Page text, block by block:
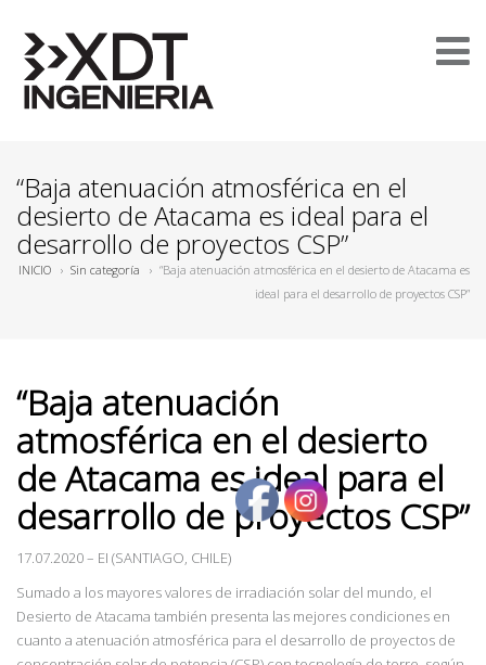
“Baja atenuación atmosférica en el
desierto de Atacama es ideal para el
desarrollo de proyectos CSP”
INICIO › Sin categoría › “Baja atenuación atmosférica en el desierto de Atacama es
ideal para el desarrollo de proyectos CSP”
“Baja atenuación
atmosférica en el desierto
de Atacama es ideal para el
desarrollo de proyectos CSP”
17.07.2020 – EI (SANTIAGO, CHILE)
Sumado a los mayores valores de irradiación solar del mundo, el
Desierto de Atacama también presenta las mejores condiciones en
cuanto a atenuación atmosférica para el desarrollo de proyectos de